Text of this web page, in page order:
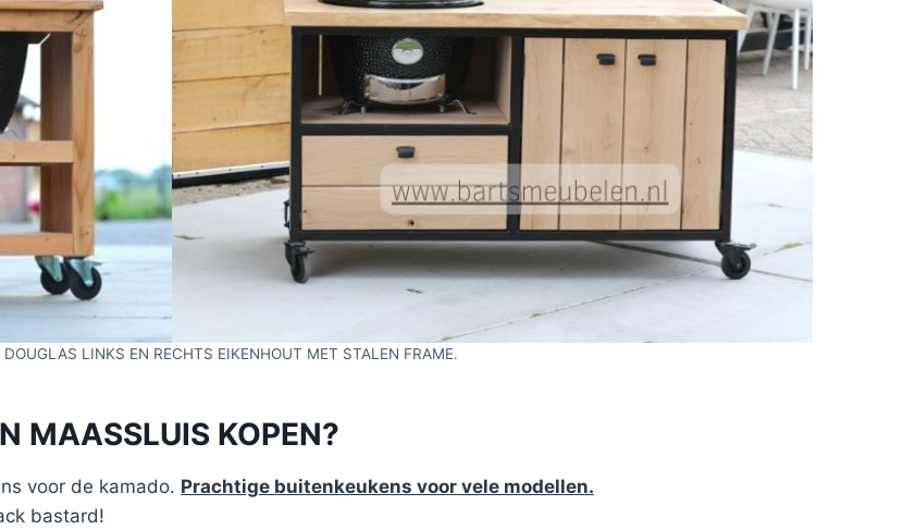
DOUGLAS LINKS EN RECHTS EIKENHOUT MET STALEN FRAME.
MAASSLUIS KOPEN?
voor de kamado. Prachtige buitenkeukens voor vele modellen.
bastard!